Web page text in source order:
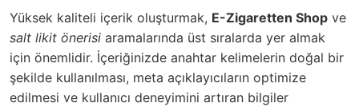
Yüksek kaliteli içerik oluşturmak, E-Zigaretten Shop ve
salt likit önerisi aramalarında üst sıralarda yer almak
için önemlidir. İçeriğinizde anahtar kelimelerin doğal bir
şekilde kullanılması, meta açıklayıcıların optimize
edilmesi ve kullanıcı deneyimini artıran bilgiler